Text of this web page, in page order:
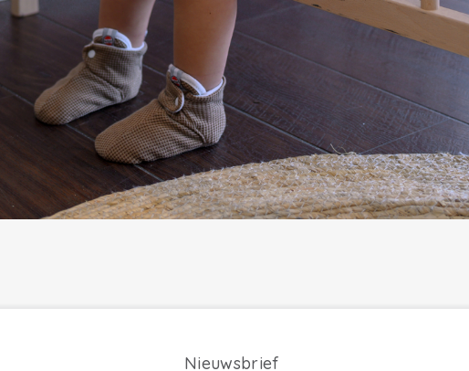
Nieuwsbrief